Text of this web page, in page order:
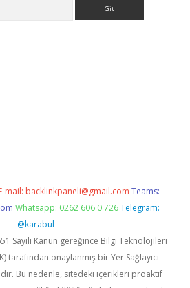
mail: backlinkpaneli@gmail.com Teams:
Whatsapp: 0262 606 0 726 Telegram:
@karabul
Sayılı Kanun gereğince Bilgi Teknolojileri
tarafından onaylanmış bir Yer Sağlayıcı
Bu nedenle, sitedeki içerikleri proaktif